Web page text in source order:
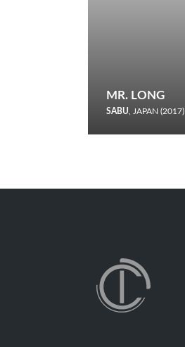
MR. LONG
SABU, JAPAN (2017)
den Wettbewerb.